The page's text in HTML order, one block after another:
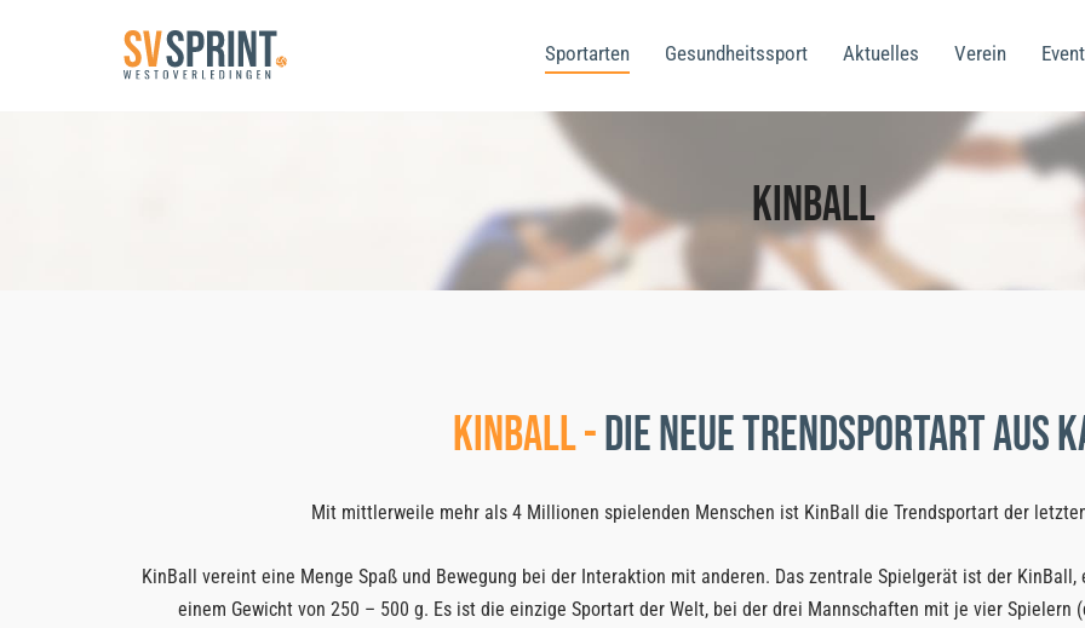
Sportarten Gesundheitssport Aktuelles Verein
KinBall
KinBall -die neue Trendsportart aus
Mit mittlerweile mehr als 4 Millionen spielenden Menschen ist KinBall die Trendsportart der
KinBall vereint eine Menge Spaß und Bewegung bei der Interaktion mit anderen. Das zentrale Spielgerät ist der
einem Gewicht von 250 – 500 g. Es ist die einzige Sportart der Welt, bei der drei Mannschaften mit je vier